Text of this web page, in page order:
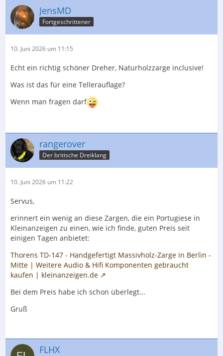
JensMD
Fortgeschrittener
10. Juni 2026 um 11:15
Echt ein richtig schöner Dreher, Naturholzzarge inclusive!
Was ist das für eine Tellerauflage?
Wenn man fragen darf
rangerover
Der britische Dreiklang
10. Juni 2026 um 11:22
Servus,
erinnert ein wenig an diese Zargen, die ein Portugiese in
Kleinanzeigen zu einen, wie ich finde, guten Preis seit
einigen Tagen anbietet:
Thorens TD-147 - Handgefertigt Massivholz-Zarge in Berlin -
Mitte | Weitere Audio & Hifi Komponenten gebraucht
kaufen | kleinanzeigen.de
Bei dem Preis habe ich schon überlegt...
Gruß
FLHX